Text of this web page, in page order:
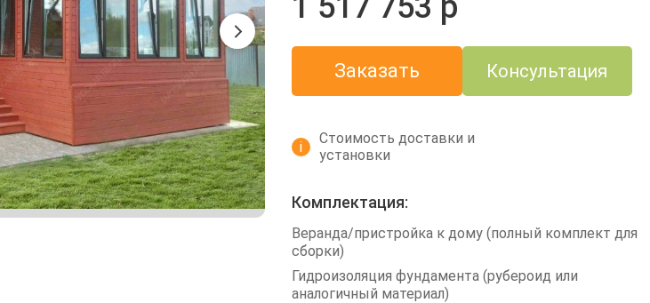
Заказать Консультация
i
Стоимость доставки и
установки
Комплектация:
Веранда/пристройка к дому (полный комплект для
сборки)
Гидроизоляция фундамента (рубероид или
аналогичный материал)